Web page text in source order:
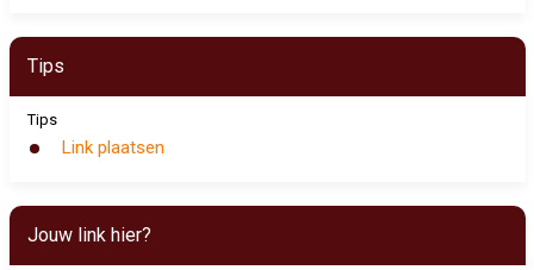
Tips
Tips
Link plaatsen
Jouw link hier?